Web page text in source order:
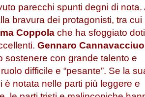
parecchi spunti degni di nota.
bravura dei protagonisti, tra cui
Coppola che ha sfoggiato doti
Gennaro
sostenere con grande talento e
difficile e “pesante”. Se la
è notata nelle parti più leggere e